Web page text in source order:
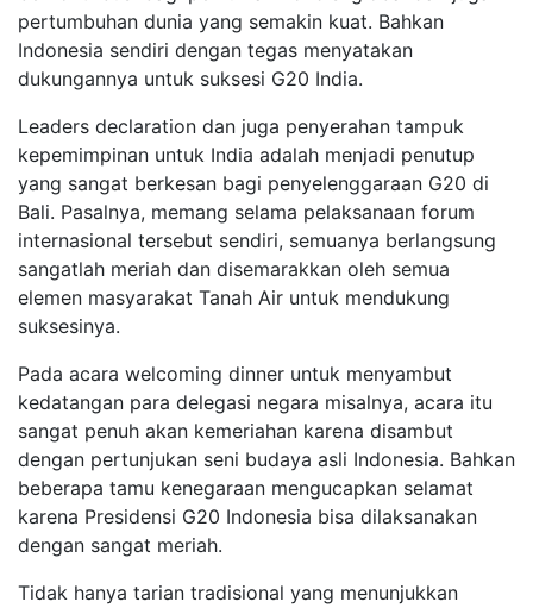
pertumbuhan dunia yang semakin kuat. Bahkan
Indonesia sendiri dengan tegas menyatakan
dukungannya untuk suksesi G20 India.
Leaders declaration dan juga penyerahan tampuk
kepemimpinan untuk India adalah menjadi penutup
yang sangat berkesan bagi penyelenggaraan G20 di
Bali. Pasalnya, memang selama pelaksanaan forum
internasional tersebut sendiri, semuanya berlangsung
sangatlah meriah dan disemarakkan oleh semua
elemen masyarakat Tanah Air untuk mendukung
suksesinya.
Pada acara welcoming dinner untuk menyambut
kedatangan para delegasi negara misalnya, acara itu
sangat penuh akan kemeriahan karena disambut
dengan pertunjukan seni budaya asli Indonesia. Bahkan
beberapa tamu kenegaraan mengucapkan selamat
karena Presidensi G20 Indonesia bisa dilaksanakan
dengan sangat meriah.
Tidak hanya tarian tradisional yang menunjukkan